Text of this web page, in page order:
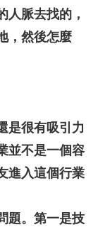
人脈去找的，
，然後怎麼
是很有吸引力
並不是一個容
進入這個行業
題。第一是技